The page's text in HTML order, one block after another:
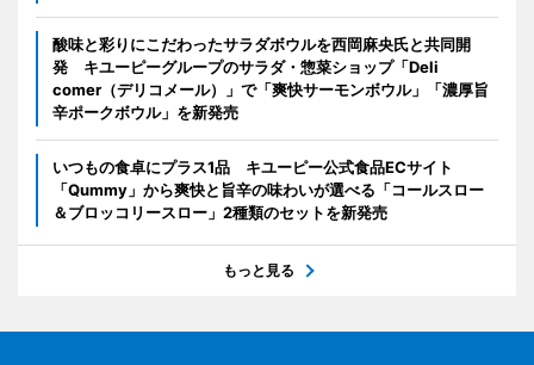
酸味と彩りにこだわったサラダボウルを西岡麻央氏と共同開
発 キユーピーグループのサラダ・惣菜ショップ「Deli
comer（デリコメール）」で「爽快サーモンボウル」「濃厚旨
辛ポークボウル」を新発売
いつもの食卓にプラス1品 キユーピー公式食品ECサイト
「Qummy」から爽快と旨辛の味わいが選べる「コールスロー
＆ブロッコリースロー」2種類のセットを新発売
もっと見る